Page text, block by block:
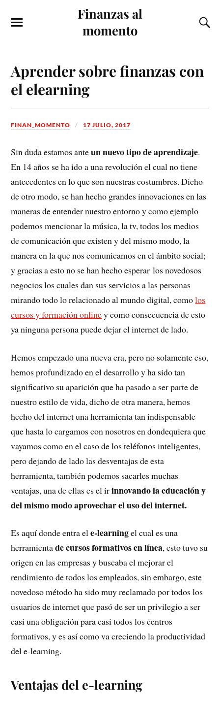
Finanzas al
momento
Aprender sobre finanzas con
el elearning
FINAN_MOMENTO 17 JULIO, 2017
Sin duda estamos anteun nuevo tipo de aprendizaje.
En 14 años se ha ido a una revolución el cual no tiene
antecedentes en lo que son nuestras costumbres. Dicho
de otro modo, se han hecho grandes innovaciones en las
maneras de entender nuestro entorno y como ejemplo
podemos mencionar la música, la tv, todos los medios
de comunicación que existen y del mismo modo, la
manera en la que nos comunicamos en el ámbito social;
y gracias a esto no se han hecho esperar los novedosos
negocios los cuales dan sus servicios a las personas
mirando todo lo relacionado al mundo digital, comolos
cursos y formación onliney como consecuencia de esto
ya ninguna persona puede dejar el internet de lado.
Hemos empezado una nueva era, pero no solamente eso,
hemos profundizado en el desarrollo y ha sido tan
significativo su aparición que ha pasado a ser parte de
nuestro estilo de vida, dicho de otra manera, hemos
hecho del internet una herramienta tan indispensable
que hasta lo cargamos con nosotros en dondequiera que
vayamos como en el caso de los teléfonos inteligentes,
pero dejando de lado las desventajas de esta
herramienta, también podemos sacarles muchas
ventajas, una de ellas es el irinnovando la educación y
del mismo modo aprovechar el uso del internet.
Es aquí donde entra ele-learningel cual es una
herramientade cursos formativos en línea, esto tuvo su
origen en las empresas y buscaba el mejorar el
rendimiento de todos los empleados, sin embargo, este
novedoso método ha sido muy reclamado por todos los
usuarios de internet que pasó de ser un privilegio a ser
casi una obligación para casi todos los centros
formativos, y es así como va creciendo la productividad
del e-learning.
Ventajas del e-learning